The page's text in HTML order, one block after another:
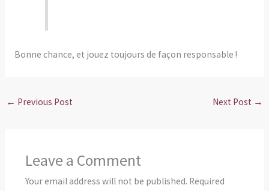
Bonne chance, et jouez toujours de façon responsable !
← Previous Post Next Post →
Leave a Comment
Your email address will not be published. Required